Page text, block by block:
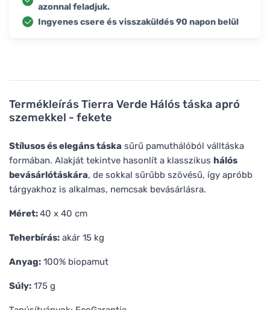
Termékleírás Tierra Verde Hálós táska apró
szemekkel - fekete
Stílusos és elegáns táska sűrű pamuthálóból válltáska
formában. Alakját tekintve hasonlít a klasszikus hálós
bevásárlótáskára, de sokkal sűrűbb szövésű, így apróbb
tárgyakhoz is alkalmas, nemcsak bevásárlásra.
Méret:40 x 40 cm
Teherbírás: akár 15 kg
Anyag: 100% biopamut
Súly: 175 g
azonnal feladjuk.
Ingyenes csere és visszaküldés 90 napon belül